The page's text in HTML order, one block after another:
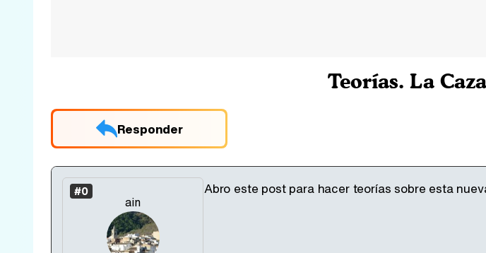
Teorías. La
Responder
#0
ain
Abro este post para hacer teorías sobre esta